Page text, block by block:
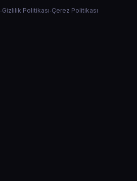
·Gizlilik Politikası·Çerez Politikası